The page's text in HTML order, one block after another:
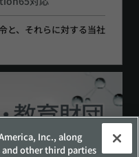
と、それらに対する当社
Inc., along
other third parties